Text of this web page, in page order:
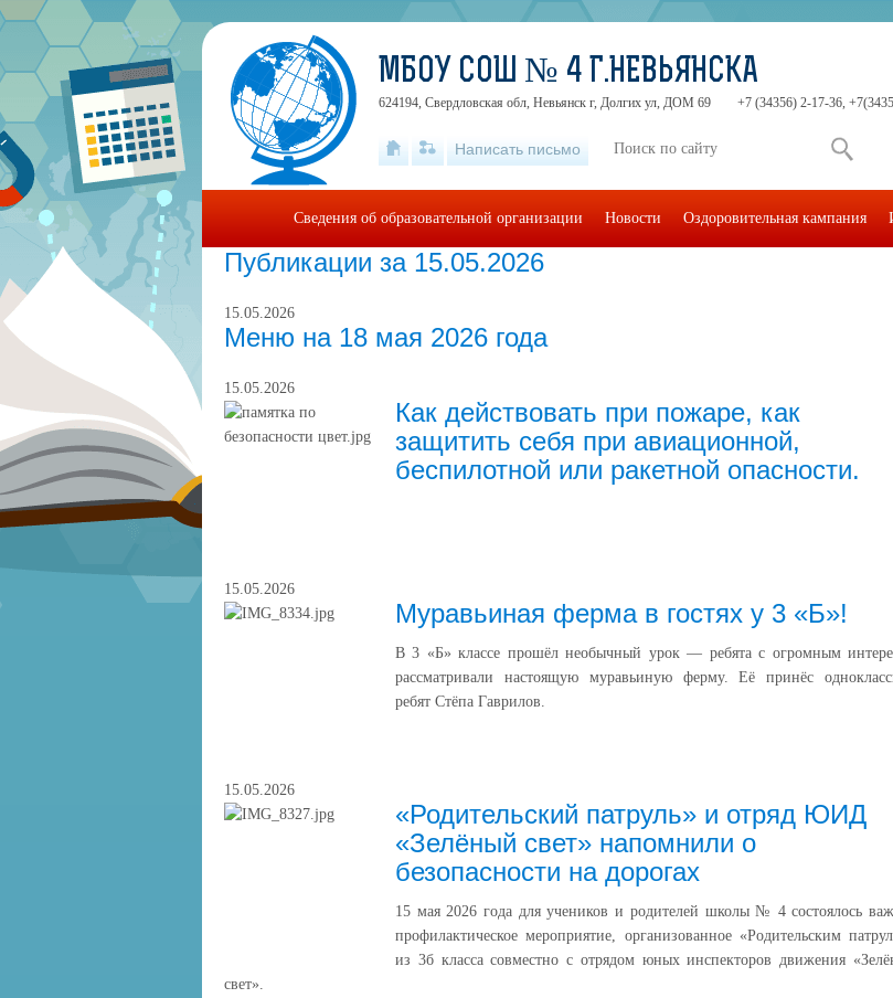
Публикации за 15.05.2026
15.05.2026
Меню на 18 мая 2026 года
15.05.2026
Как действовать при пожаре, как
защитить себя при авиационной,
беспилотной или ракетной опасности.
15.05.2026
Муравьиная ферма в гостях у 3 «Б»!
В 3 «Б» классе прошёл необычный урок — ребята с огромным
рассматривали настоящую муравьиную ферму. Её принёс
ребят Стёпа Гаврилов.
15.05.2026
«Родительский патруль» и отряд ЮИД
«Зелёный свет» напомнили о
безопасности на дорогах
15 мая 2026 года для учеников и родителей школы № 4 состоялось
профилактическое мероприятие, организованное «Родительским
из 3б класса совместно с отрядом юных инспекторов движения
свет».
МБОУ СОШ № 4 Г.НЕВЬЯНСКА
624194, Свердловская обл, Невьянск г, Долгих ул, ДОМ 69 +7 (34356) 2-17-36,
Написать письмо
Сведения об образовательной организации Новости Оздоровительная кампания